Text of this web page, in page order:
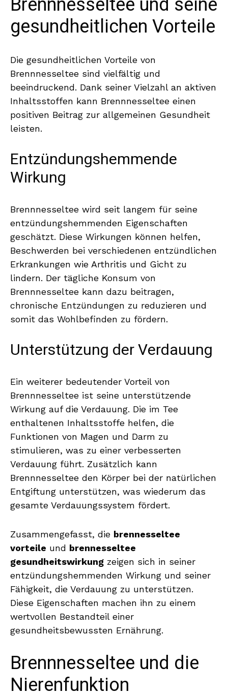
gesundheitlichen Vorteile
Die gesundheitlichen Vorteile von
Brennnesseltee sind vielfältig und
beeindruckend. Dank seiner Vielzahl an aktiven
Inhaltsstoffen kann Brennnesseltee einen
positiven Beitrag zur allgemeinen Gesundheit
leisten.
Entzündungshemmende
Wirkung
Brennnesseltee wird seit langem für seine
entzündungshemmenden Eigenschaften
geschätzt. Diese Wirkungen können helfen,
Beschwerden bei verschiedenen entzündlichen
Erkrankungen wie Arthritis und Gicht zu
lindern. Der tägliche Konsum von
Brennnesseltee kann dazu beitragen,
chronische Entzündungen zu reduzieren und
somit das Wohlbefinden zu fördern.
Unterstützung der Verdauung
Ein weiterer bedeutender Vorteil von
Brennnesseltee ist seine unterstützende
Wirkung auf die Verdauung. Die im Tee
enthaltenen Inhaltsstoffe helfen, die
Funktionen von Magen und Darm zu
stimulieren, was zu einer verbesserten
Verdauung führt. Zusätzlich kann
Brennnesseltee den Körper bei der natürlichen
Entgiftung unterstützen, was wiederum das
gesamte Verdauungssystem fördert.
Zusammengefasst, die brennesseltee
vorteile und brennesseltee
gesundheitswirkung zeigen sich in seiner
entzündungshemmenden Wirkung und seiner
Fähigkeit, die Verdauung zu unterstützen.
Diese Eigenschaften machen ihn zu einem
wertvollen Bestandteil einer
gesundheitsbewussten Ernährung.
Brennnesseltee und die
Nierenfunktion